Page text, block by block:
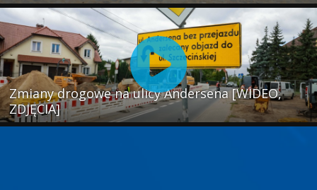
Zmiany drogowe na ulicy Andersena [WIDEO,
ZDJĘCIA]